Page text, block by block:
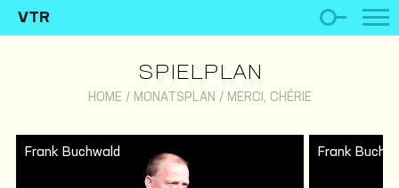
VTR
SPIELPLAN
HOME / MONATSPLAN / MERCI, CHÉRIE
Frank Buchwald Frank